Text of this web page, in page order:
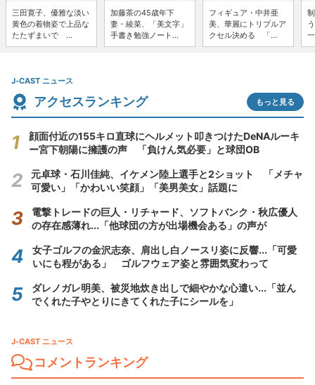
三田寛子、優雅な淡い
黄色の着物姿で上品な
たたずまいで ...
加藤茶の45歳年下
妻・綾菜、「美文字」
手書き勉強ノート...
フィギュア・中井亜
美、華麗にトリプルア
クセル決める 「...
J-CAST ニュース
アクセスランキング もっと見る
顔面付近の155キロ直球にヘルメット叩きつけたDeNAルーキ
ー宮下朝陽に擁護の声 「負けん気必要」と球団OB
元卓球・石川佳純、イケメン陸上選手と2ショット 「メチャ
可愛い」「かわいい笑顔」「美男美女」話題に
電撃トレードの巨人・リチャード、ソフトバンク・秋広優人
の存在感薄れ...「他球団の方が出場機会ある」の声が
女子ゴルフの金沢志奈、肩出し白ノースリ姿に反響...「可愛
いにも程がある」 ゴルフウェア姿と雰囲気変わって
ダレノガレ明美、被災地炊き出しで細やかな心遣い...「並ん
でくれた子やとりにきてくれた子にシールを」
J-CAST ニュース
コメントランキング